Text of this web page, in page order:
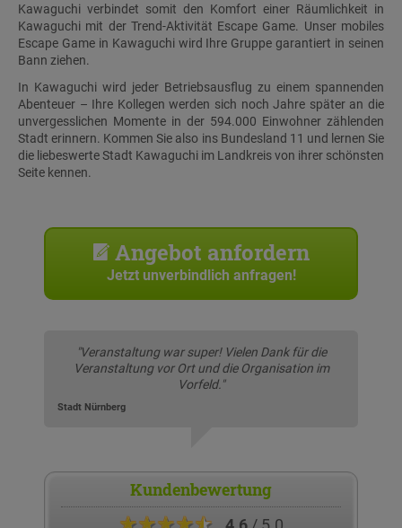
Kawaguchi verbindet somit den Komfort einer Räumlichkeit in
Kawaguchi mit der Trend-Aktivität Escape Game. Unser mobiles
Escape Game in Kawaguchi wird Ihre Gruppe garantiert in seinen
Bann ziehen.
In Kawaguchi wird jeder Betriebsausflug zu einem spannenden
Abenteuer – Ihre Kollegen werden sich noch Jahre später an die
unvergesslichen Momente in der 594.000 Einwohner zählenden
Stadt erinnern. Kommen Sie also ins Bundesland 11 und lernen Sie
die liebeswerte Stadt Kawaguchi im Landkreis von ihrer schönsten
Seite kennen.
Angebot anfordern
Jetzt unverbindlich anfragen!
"Veranstaltung war super! Vielen Dank für die
Veranstaltung vor Ort und die Organisation im
Vorfeld."
Stadt Nürnberg
Kundenbewertung